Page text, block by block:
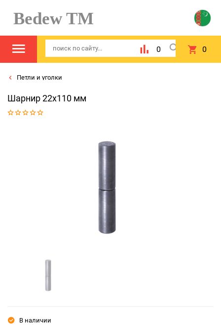
Bedew TM
0 0
Петли и уголки
Шарнир 22x110 мм
В наличии